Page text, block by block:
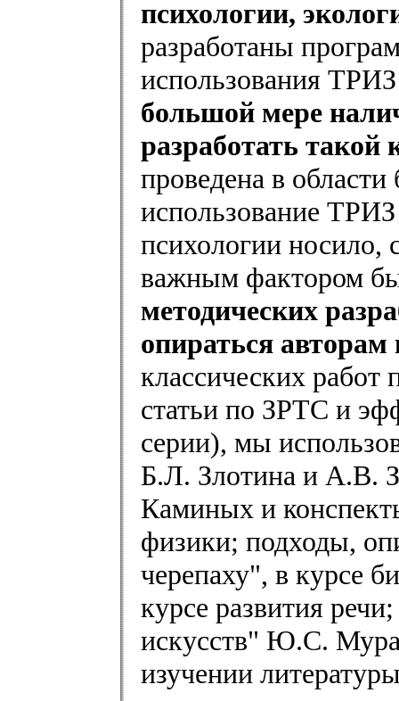
психологии,
разработаны
использования
большой мере
разработать такой
проведена в
использование
психологии носило,
важным фактором
методических
опираться
классических
статьи по ЗРТС и
серии), мы
Б.Л. Злотина и А.В.
Каминых и
физики; подходы,
черепаху", в курсе
курсе развития
искусств" Ю.С.
изучении